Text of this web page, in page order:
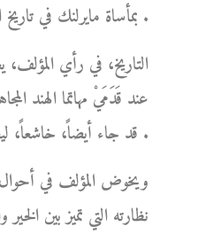
بمأساة مايرلنك في تاريخ النمسا؛ فقد عمد، في شأنها، إلى أن يُشرع قلمه، ويترك له العنان كي يُعيد الحق إلى نصابه .
التاريخ، في رأي
عند قَدَمَيْ مهاتما الهند
قد جاء أيضاً، خاشعاً، ليعانق روح نبي القرن العشرين الذي محضه حُبَّه المُطلق دون أي منازع .
ويخوض المؤلف في أحوال
نظارته التي تميز بين